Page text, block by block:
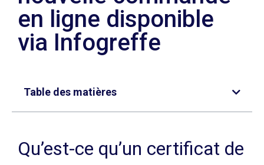
en ligne disponible
via Infogreffe
Table des matières
Qu’est-ce qu’un certificat de